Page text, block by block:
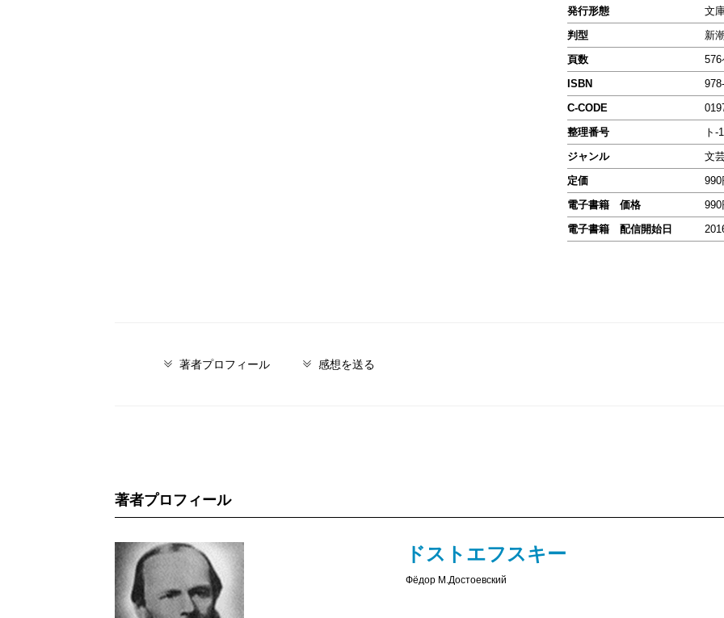
発行形態
文
判型
新
頁数
576
ISBN
C-CODE
整理番号
ト-
ジャンル
文
定価
990
電子書籍 価格
990
電子書籍 配信開始日
著者プロフィール 感想を送る
著者プロフィール
ドストエフスキー
Фёдор М.Достоевский